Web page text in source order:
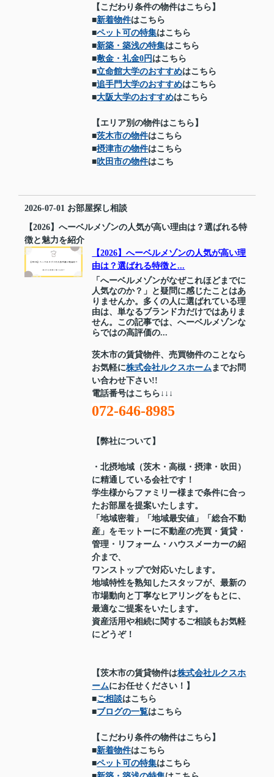
【こだわり条件の物件はこちら】
■新着物件はこちら
■ペット可の特集はこちら
■新築・築浅の特集はこちら
■敷金・礼金0円 はこちら
■立命館大学のおすすめはこちら
■追手門大学のおすすめはこちら
■大阪大学のおすすめはこちら
【エリア別の物件はこちら】
■茨木市の物件はこちら
■摂津市の物件はこちら
■吹田市の物件はこち
2026-07-01 お部屋探し相談
【2026】へーベルメゾンの人気が高い理由は？選ばれる特
徴と魅力を紹介
【2026】へーベルメゾンの人気が高い理
由は？選ばれる特徴と...
「へーベルメゾンがなぜこれほどまでに
人気なのか？」と疑問に感じたことはあ
りませんか。多くの人に選ばれている理
由は、単なるブランド力だけではありま
せん。この記事では、へーベルメゾンな
らではの高評価の...
茨木市の賃貸物件、売買物件のことなら
お気軽に株式会社ルクスホームまでお問
い合わせ下さい!!
電話番号はこちら↓↓↓
072-646-8985
【弊社について】
・北摂地域（茨木・高槻・摂津・吹田）
に精通している会社です！
学生様からファミリー様まで条件に合っ
たお部屋を提案いたします。
「地域密着」「地域最安値」「総合不動
産」をモットーに不動産の売買・賃貸・
管理・リフォーム・ハウスメーカーの紹
介まで、
ワンストップで対応いたします。
地域特性を熟知したスタッフが、最新の
市場動向と丁寧なヒアリングをもとに、
最適なご提案をいたします。
資産活用や相続に関するご相談もお気軽
にどうぞ！
【茨木市の賃貸物件は株式会社ルクスホ
ームにお任せください！】
■ご相談はこちら
■ブログの一覧はこちら
【こだわり条件の物件はこちら】
■新着物件はこちら
■ペット可の特集はこちら